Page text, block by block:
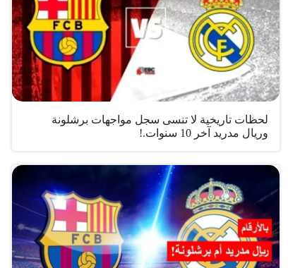
لحظات تاريخية لا تنسى سجل مواجهات برشلونة
وريال مدريد آخر 10 سنوات.!